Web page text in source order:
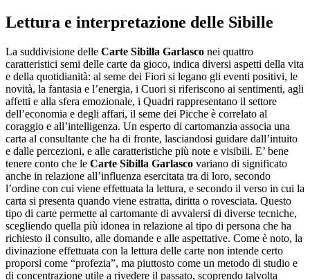
Lettura e interpretazione delle Sibille
La suddivisione delle Carte Sibilla Garlasco nei quattro
caratteristici semi delle carte da gioco, indica diversi aspetti della vita
e della quotidianità: al seme dei Fiori si legano gli eventi positivi, le
novità, la fantasia e l’energia, i Cuori si riferiscono ai sentimenti, agli
affetti e alla sfera emozionale, i Quadri rappresentano il settore
dell’economia e degli affari, il seme dei Picche è correlato al
coraggio e all’intelligenza. Un esperto di cartomanzia associa una
carta al consultante che ha di fronte, lasciandosi guidare dall’intuito
e dalle percezioni, e alle caratteristiche più note e visibili. E’ bene
tenere conto che le Carte Sibilla Garlasco variano di significato
anche in relazione all’influenza esercitata tra di loro, secondo
l’ordine con cui viene effettuata la lettura, e secondo il verso in cui la
carta si presenta quando viene estratta, diritta o rovesciata. Questo
tipo di carte permette al cartomante di avvalersi di diverse tecniche,
scegliendo quella più idonea in relazione al tipo di persona che ha
richiesto il consulto, alle domande e alle aspettative. Come è noto, la
divinazione effettuata con la lettura delle carte non intende certo
proporsi come “profezia”, ma piuttosto come un metodo di studio e
di concentrazione utile a rivedere il passato, scoprendo talvolta